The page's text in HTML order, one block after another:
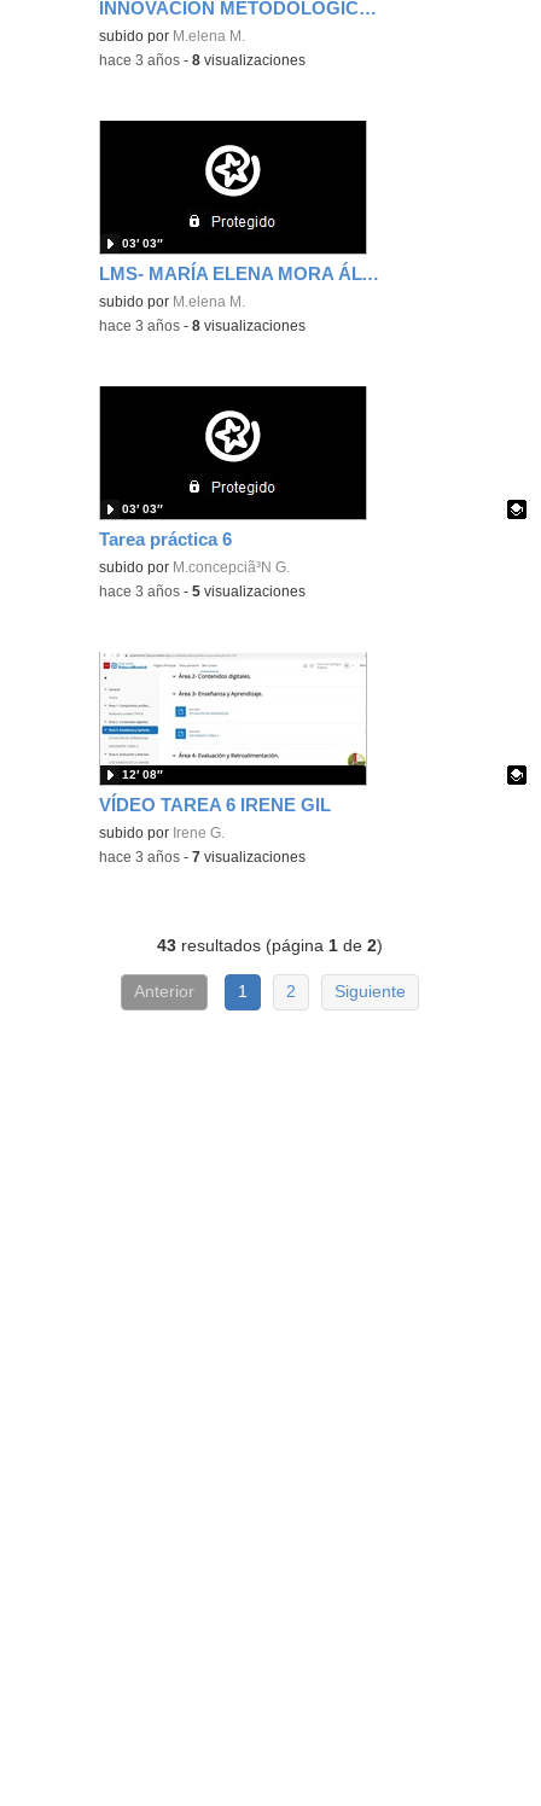
INNOVACION METODOLOGICA Mª ELENA MORA ALVAREZ
subido por M.elena M.
-hace 3 años -8 visualizaciones
LMS- MARÍA ELENA MORA ÁLVAREZ
subido por M.elena M.
03′ 03″
-hace 3 años -8 visualizaciones
Tarea práctica 6
Contenido educativo.
subido por M.concepciã³N G.
03′ 03″
-hace 3 años -5 visualizaciones
VÍDEO TAREA 6 IRENE GIL
Contenido educativo.
subido por Irene G.
12′ 08″
-hace 3 años -7 visualizaciones
43 resultados (página 1 de2)
Anterior 1 2 Siguiente